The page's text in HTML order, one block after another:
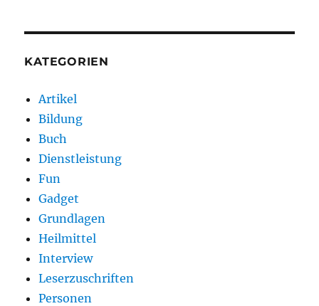
KATEGORIEN
Artikel
Bildung
Buch
Dienstleistung
Fun
Gadget
Grundlagen
Heilmittel
Interview
Leserzuschriften
Personen